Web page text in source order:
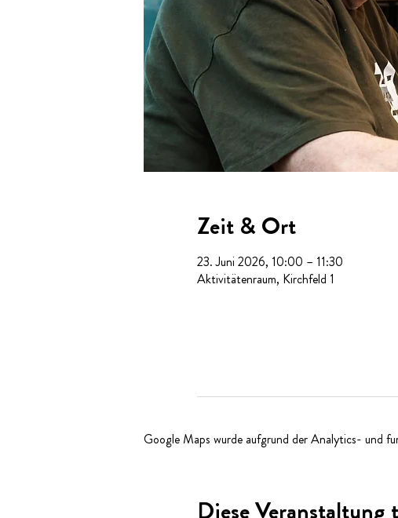
Zeit & Ort
23. Juni 2026, 10:00 – 11:30
Aktivitätenraum, Kirchfeld 1
Google Maps wurde aufgrund der Analytics- und
Diese Veranstaltung